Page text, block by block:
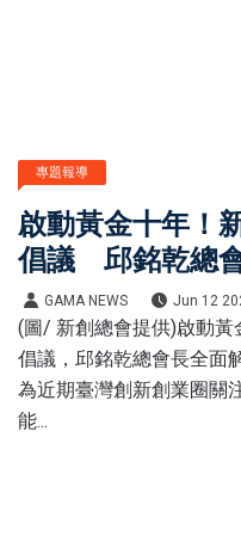
專題報導
啟動黃金十年！
倡議 邱銘乾總
業促進法》草案
GAMA NEWS Jun 12
(圖/ 新創總會提供)啟動
倡議，邱銘乾總會長全面
為近期臺灣創新創業圈關
能...